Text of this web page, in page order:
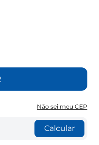
Não sei meu CEP
Calcular